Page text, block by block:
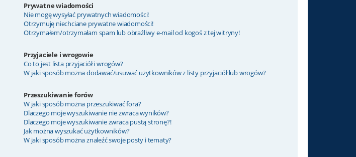
Prywatne wiadomości
Nie mogę wysyłać prywatnych wiadomości!
Otrzymuję niechciane prywatne wiadomości!
Otrzymałem/otrzymałam spam lub obraźliwy e-mail od kogoś z tej witryny!
Przyjaciele i wrogowie
Co to jest lista przyjaciół i wrogów?
W jaki sposób można dodawać/usuwać użytkowników z listy przyjaciół lub wrogów?
Przeszukiwanie forów
W jaki sposób można przeszukiwać fora?
Dlaczego moje wyszukiwanie nie zwraca wyników?
Dlaczego moje wyszukiwanie zwraca pustą stronę?!
Jak można wyszukać użytkowników?
W jaki sposób można znaleźć swoje posty i tematy?